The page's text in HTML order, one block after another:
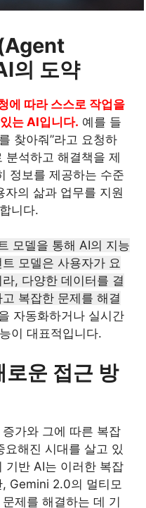
의 도약
에 따라 스스로 작업을
는 AI입니다. 예를 들
찾아줘”라고 요청하
분석하고 해결책을 제
정보를 제공하는 수준
자의 삶과 업무를 지원
니다.
모델을 통해 AI의 지능
모델은 사용자가 요
, 다양한 데이터를 결
복잡한 문제를 해결
자동화하거나 실시간
이 대표적입니다.
운 접근 방
가와 그에 따른 복잡
요해진 시대를 살고 있
기반 AI는 이러한 복잡
Gemini 2.0의 멀티모
제를 해결하는 데 기